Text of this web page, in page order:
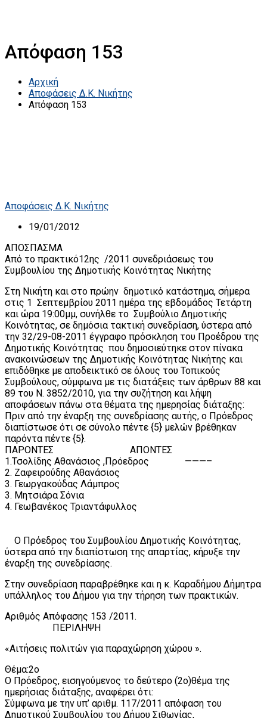
Απόφαση 153
Αρχική
Αποφάσεις Δ.Κ. Νικήτης
Απόφαση 153
Αποφάσεις Δ.Κ. Νικήτης
19/01/2012
ΑΠΟΣΠΑΣΜΑ
Από το πρακτικό12ης /2011 συνεδριάσεως του
Συμβουλίου της Δημοτικής Κοινότητας Νικήτης
Στη Νικήτη και στο πρώην δημοτικό κατάστημα, σήμερα
στις 1 Σεπτεμβρίου 2011 ημέρα της εβδομάδος Τετάρτη
και ώρα 19:00μμ, συνήλθε το Συμβούλιο Δημοτικής
Κοινότητας, σε δημόσια τακτική συνεδρίαση, ύστερα από
την 32/29-08-2011 έγγραφο πρόσκληση του Προέδρου της
Δημοτικής Κοινότητας που δημοσιεύτηκε στον πίνακα
ανακοινώσεων της Δημοτικής Κοινότητας Νικήτης και
επιδόθηκε με αποδεικτικό σε όλους του Τοπικούς
Συμβούλους, σύμφωνα με τις διατάξεις των άρθρων 88 και
89 του Ν. 3852/2010, για την συζήτηση και λήψη
αποφάσεων πάνω στα θέματα της ημερησίας διάταξης:
Πριν από την έναρξη της συνεδρίασης αυτής, ο Πρόεδρος
διαπίστωσε ότι σε σύνολο πέντε {5} μελών βρέθηκαν
παρόντα πέντε {5}.
ΠΑΡΟΝΤΕΣ ΑΠΟΝΤΕΣ
1.Τσολίδης Αθανάσιος ,Πρόεδρος ———–
2. Ζαφειρούδης Αθανάσιος
3. Γεωργακούδας Λάμπρος
3. Μητσιάρα Σόνια
4. Γεωβανέκος Τριαντάφυλλος
Ο Πρόεδρος του Συμβουλίου Δημοτικής Κοινότητας,
ύστερα από την διαπίστωση της απαρτίας, κήρυξε την
έναρξη της συνεδρίασης.
Στην συνεδρίαση παραβρέθηκε και η κ. Καραδήμου Δήμητρα
υπάλληλος του Δήμου για την τήρηση των πρακτικών.
Αριθμός Απόφασης 153 /2011.
ΠΕΡΙΛΗΨΗ
«Αιτήσεις πολιτών για παραχώρηση χώρου ».
Θέμα:2ο
Ο Πρόεδρος, εισηγούμενος το δεύτερο (2ο)θέμα της
ημερήσιας διάταξης, αναφέρει ότι:
Σύμφωνα με την υπ’ αριθμ. 117/2011 απόφαση του
Δημοτικού Συμβουλίου του Δήμου Σιθωνίας,